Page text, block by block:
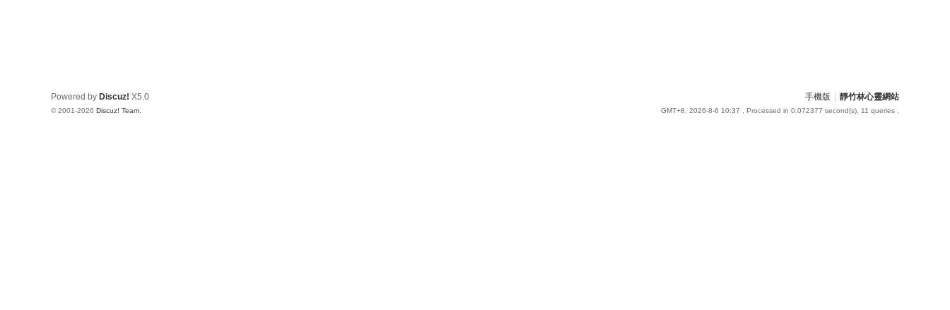
手機版 靜竹林心靈網站
GMT+8, 2026-8-6 10:37 , Processed in 0.072377 second(s), 11 queries .
Powered by Discuz! X5.0
© 2001-2026 Discuz! Team